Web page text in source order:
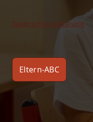
Datenschutzerklärung
Eltern-ABC